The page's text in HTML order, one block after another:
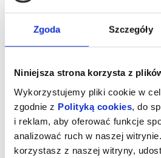
Zgoda Szczegóły
Niniejsza strona korzysta z
Wykorzystujemy pliki cookie w
zgodnie z Polityką cookies , do
i reklam, aby oferować funkcje
analizować ruch w naszej
korzystasz z naszej witryny,
NIEDŹWIEDZICA |